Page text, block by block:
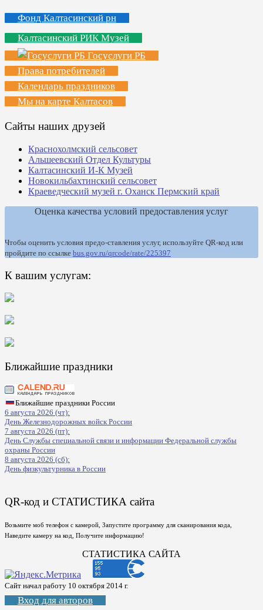
Фонд Калтасинский рн
Калтасинский РИК Музей
Госуслуги РБ
Права потребителей
Календарь праздников
Мы на карте Калтасов
Сайты наших друзей
Краснохолмский сельсовет
Альшеевский Отдел Культуры
Калтасинский И-К Музей
Новокильбахтинский сельсовет
Краеведческий музей г. Оханск Пермский край
Оценка качества условий предоставления услуг
Чтобы оценить условия предо-ставления услуг, используйте QR-код или
пройдите по ссылке bus.gov.ru/qrcode/rate/225397
К вашим услугам:
Ближайшие праздники
Ближайшие праздники России
6 августа 2026 (чт):
День Железнодорожных войск России
7 августа 2026 (пт):
День Службы специальной связи и информации Федеральной службы
охраны России
8 августа 2026 (сб):
День физкультурника в России
QR-код и СТАТИСТИКА сайта
Возьмите моб телефон с камерой, Запустите программу для сканирования кода,
Наведите камеру на код, Получите информацию!
СТАТИСТИКА САЙТА
Сайт начал работу 10 октября 2014 г.
Вход для авторов